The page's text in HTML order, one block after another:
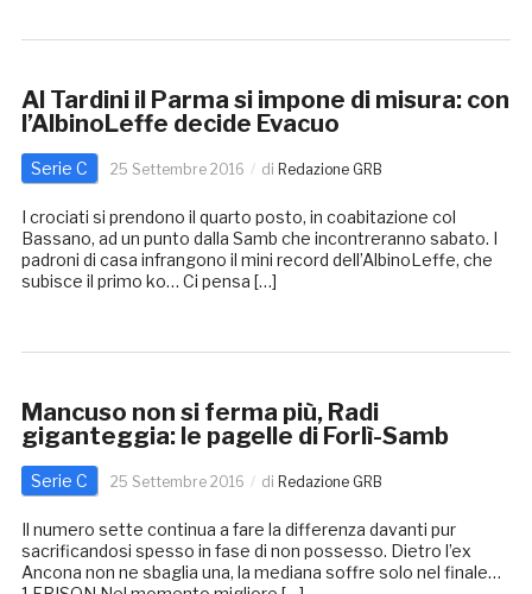
Al Tardini il Parma si impone di misura: con
l’AlbinoLeffe decide Evacuo
Serie C 25 Settembre 2016 di Redazione GRB
I crociati si prendono il quarto posto, in coabitazione col
Bassano, ad un punto dalla Samb che incontreranno sabato. I
padroni di casa infrangono il mini record dell’AlbinoLeffe, che
subisce il primo ko… Ci pensa […]
Mancuso non si ferma più, Radi
giganteggia: le pagelle di Forlì-Samb
Serie C 25 Settembre 2016 di Redazione GRB
Il numero sette continua a fare la differenza davanti pur
sacrificandosi spesso in fase di non possesso. Dietro l’ex
Ancona non ne sbaglia una, la mediana soffre solo nel finale…